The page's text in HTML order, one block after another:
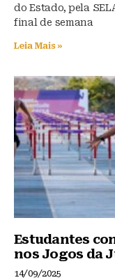
do Estado, pela
final de semana
Leia Mais »
Estudantes
nos Jogos da
14/09/2025